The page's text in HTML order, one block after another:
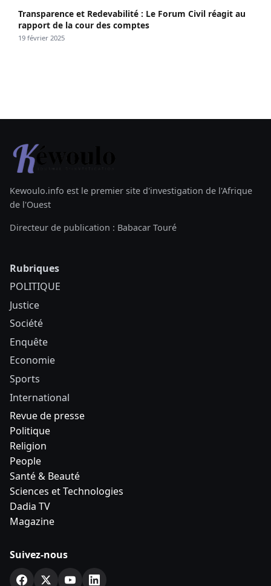
Transparence et Redevabilité : Le Forum Civil réagit au
rapport de la cour des comptes
19 février 2025
Kewoulo.info est le premier site d'investigation de l'Afrique
de l'Ouest
Directeur de publication : Babacar Touré
Rubriques
POLITIQUE
Justice
Société
Enquête
Economie
Sports
International
Revue de presse
Politique
Religion
People
Santé & Beauté
Sciences et Technologies
Dadia TV
Magazine
Suivez-nous